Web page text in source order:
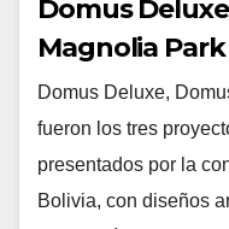
Domus
Magnolia Park
Domus Deluxe,
fueron los tres
presentados por la
Bolivia, con diseños